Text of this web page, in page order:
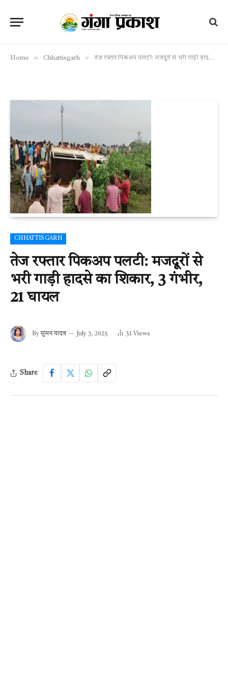
Home » Chhattisgarh » तेज रफ्तार पिकअप पलटी: मजदूरों से भरी गाड़ी हादसे का शिकार, 3 गंभीर, 21 घायल
CHHATTISGARH
तेज रफ्तार पिकअप पलटी: मजदूरों से
भरी गाड़ी हादसे का शिकार, 3 गंभीर,
21 घायल
By सुमन यादव July 3, 2025 31 Views
Share